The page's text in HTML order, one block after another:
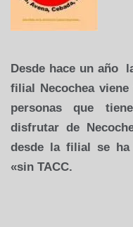
Desde hace un año
filial Necochea
personas que
disfrutar de
desde la filial se ha
«sin TACC.